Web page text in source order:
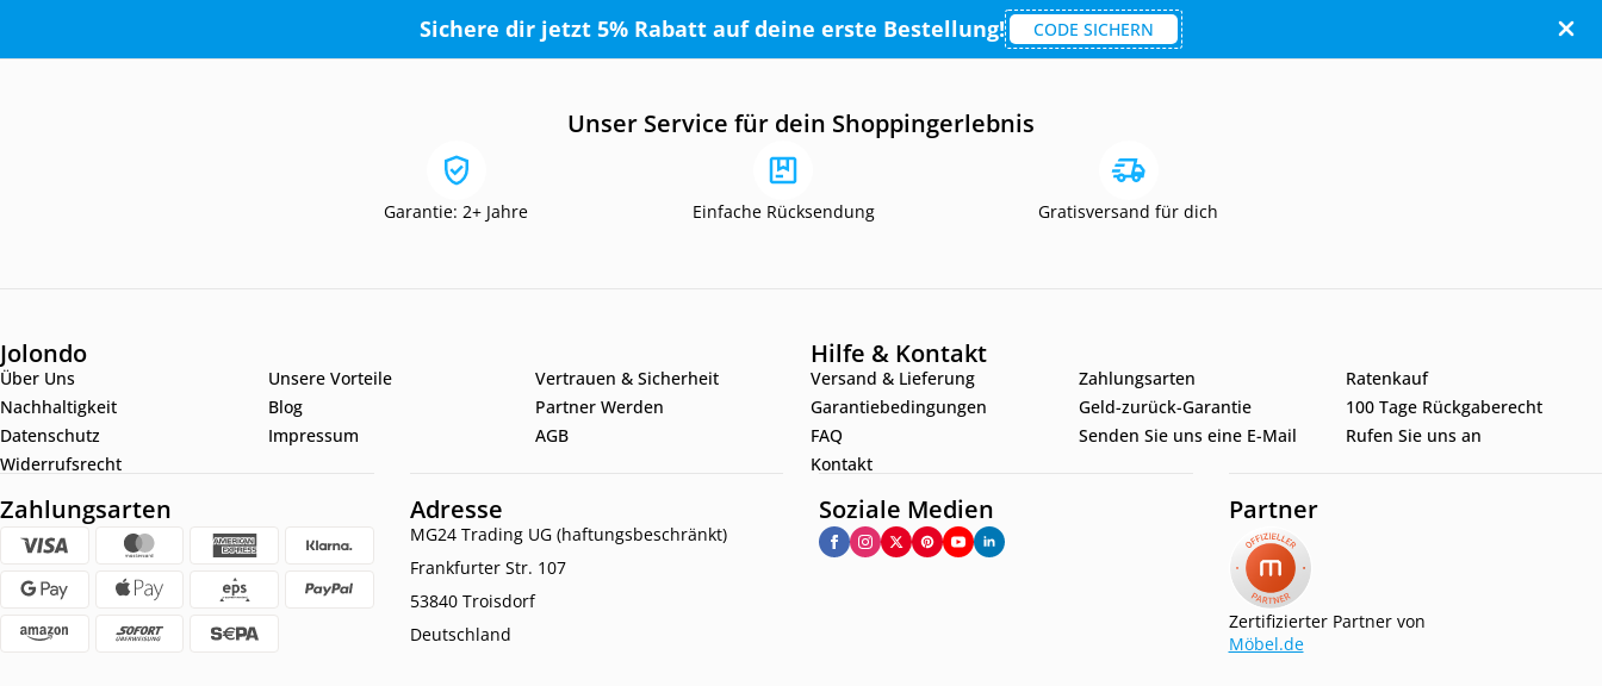
Sichere dir jetzt 5% Rabatt auf deine erste Bestellung! CODE SICHERN
Unser Service für dein Shoppingerlebnis
Garantie: 2+ Jahre Einfache Rücksendung Gratisversand für dich
Jolondo
Über Uns Unsere Vorteile
Vertrauen & Sicherheit
Nachhaltigkeit
Blog
Partner Werden
Datenschutz
Impressum
AGB
Widerrufsrecht
Hilfe & Kontakt
Versand & Lieferung Zahlungsarten
Ratenkauf
Garantiebedingungen
Geld-zurück-Garantie
100 Tage Rückgaberecht
FAQ
Senden Sie uns eine E-Mail
Rufen Sie uns an
Kontakt
Zahlungsarten Adresse
MG24 Trading UG (haftungsbeschränkt)
Frankfurter Str. 107
53840 Troisdorf
Deutschland
Soziale Medien Partner
Zertifizierter Partner von
Möbel.de